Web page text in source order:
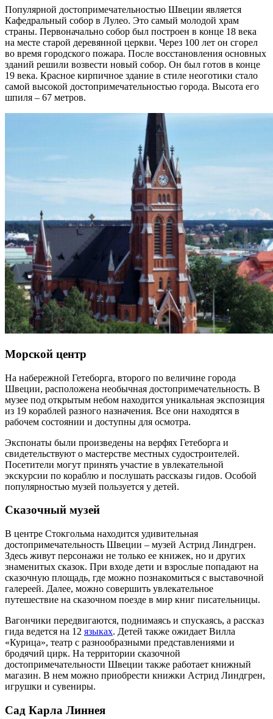
Популярной достопримечательностью Швеции является
Кафедральный собор в Лулео. Это самый молодой храм
страны. Первоначально собор был построен в конце 18 века
на месте старой деревянной церкви. Через 100 лет он сгорел
во время городского пожара. После восстановления основных
зданий решили возвести новый собор. Он был готов в конце
19 века. Красное кирпичное здание в стиле неоготики стало
самой высокой достопримечательностью города. Высота его
шпиля – 67 метров.
Морской центр
На набережной Гетеборга, второго по величине города
Швеции, расположена необычная достопримечательность. В
музее под открытым небом находится уникальная экспозиция
из 19 кораблей разного назначения. Все они находятся в
рабочем состоянии и доступны для осмотра.
Экспонаты были произведены на верфях Гетеборга и
свидетельствуют о мастерстве местных судостроителей.
Посетители могут принять участие в увлекательной
экскурсии по кораблю и послушать рассказы гидов. Особой
популярностью музей пользуется у детей.
Сказочный музей
В центре Стокгольма находится удивительная
достопримечательность Швеции – музей Астрид Линдгрен.
Здесь живут персонажи не только ее книжек, но и других
знаменитых сказок. При входе дети и взрослые попадают на
сказочную площадь, где можно познакомиться с выставочной
галереей. Далее, можно совершить увлекательное
путешествие на сказочном поезде в мир книг писательницы.
Вагончики передвигаются, поднимаясь и спускаясь, а рассказ
гида ведется на 12 языках. Детей также ожидает Вилла
«Курица», театр с разнообразными представлениями и
бродячий цирк. На территории сказочной
достопримечательности Швеции также работает книжный
магазин. В нем можно приобрести книжки Астрид Линдгрен,
игрушки и сувениры.
Сад Карла Линнея